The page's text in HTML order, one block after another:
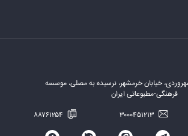
خیابان خرمشهر، نرسیده به مصلی، موسسه
فرهنگی-مطبوعاتی ایران